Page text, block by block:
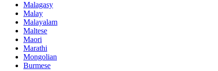
Malagasy
Malay
Malayalam
Maltese
Maori
Marathi
Mongolian
Burmese